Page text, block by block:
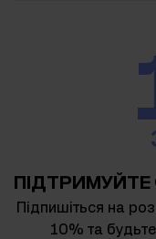
Підпишіться на
10% та